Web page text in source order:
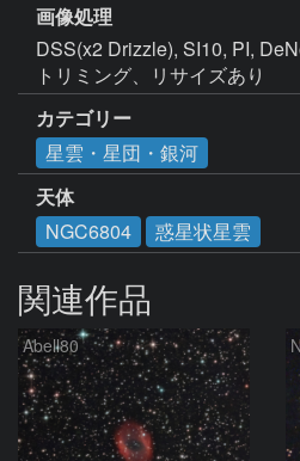
画像処理
DSS(x2 Drizzle), SI10, PI,
トリミング、リサイズあり
カテゴリー
星雲・星団・銀河
天体
NGC6804
惑星状星雲
関連作品
Abell80